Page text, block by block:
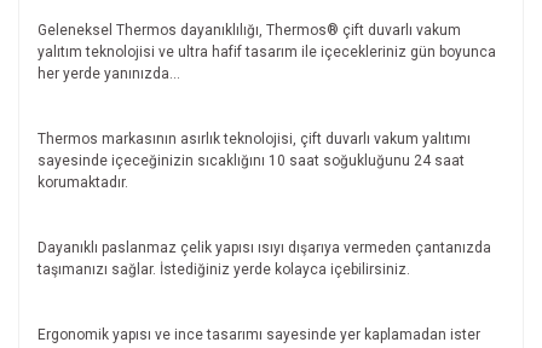
Geleneksel Thermos dayanıklılığı, Thermos® çift duvarlı vakum
yalıtım teknolojisi ve ultra hafif tasarım ile içecekleriniz gün boyunca
her yerde yanınızda...
Thermos markasının asırlık teknolojisi, çift duvarlı vakum yalıtımı
sayesinde içeceğinizin sıcaklığını 10 saat soğukluğunu 24 saat
korumaktadır.
Dayanıklı paslanmaz çelik yapısı ısıyı dışarıya vermeden çantanızda
taşımanızı sağlar. İstediğiniz yerde kolayca içebilirsiniz.
Ergonomik yapısı ve ince tasarımı sayesinde yer kaplamadan ister